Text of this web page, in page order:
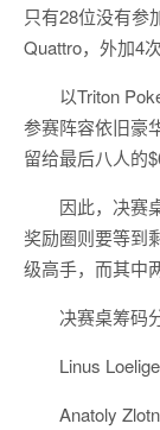
只有28位没有参
Quattro，外加4次
以Triton
参赛阵容依旧豪
留给最后八人的
因此，决赛
奖励圈则要等到
级高手，而其中
决赛桌筹码
Linus
Anatoly